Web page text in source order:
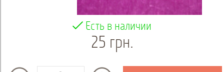
Есть в наличии
25 грн.